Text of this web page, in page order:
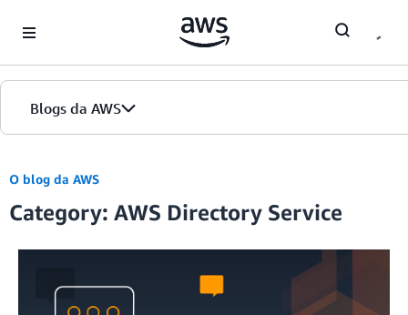
Blogs da AWS
Página inicial
Edições
O blog da AWS
Category: AWS Directory Service